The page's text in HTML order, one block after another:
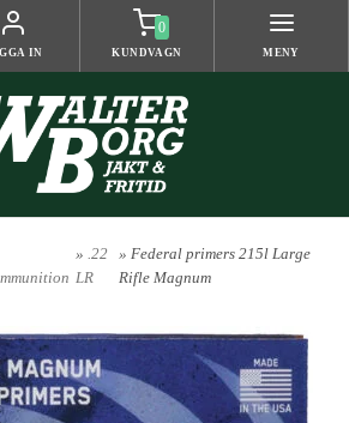
IN
0
KUNDVAGN MENY
» .22
LR
» Federal primers 215l Large
Rifle Magnum